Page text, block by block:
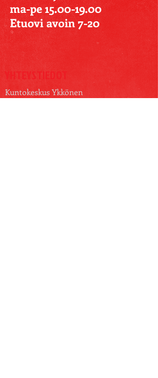
ma-pe 15.00-19.00
Etuovi avoin 7-20
YHTEYSTIEDOT
Kuntokeskus Ykkönen